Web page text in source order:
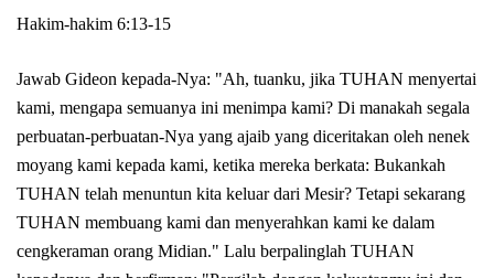
Hakim-hakim 6:13-15
Jawab Gideon kepada-Nya: "Ah, tuanku, jika TUHAN menyertai
kami, mengapa semuanya ini menimpa kami? Di manakah segala
perbuatan-perbuatan-Nya yang ajaib yang diceritakan oleh nenek
moyang kami kepada kami, ketika mereka berkata: Bukankah
TUHAN telah menuntun kita keluar dari Mesir? Tetapi sekarang
TUHAN membuang kami dan menyerahkan kami ke dalam
cengkeraman orang Midian." Lalu berpalinglah TUHAN